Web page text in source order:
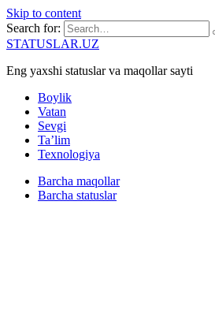
Skip to content
Search for:
STATUSLAR.UZ
Eng yaxshi statuslar va maqollar sayti
Boylik
Vatan
Sevgi
Ta’lim
Texnologiya
Barcha maqollar
Barcha statuslar